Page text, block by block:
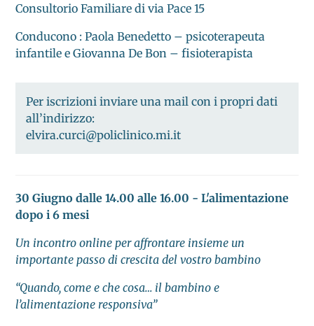
Consultorio Familiare di via Pace 15
Conducono : Paola Benedetto – psicoterapeuta
infantile e Giovanna De Bon – fisioterapista
Per iscrizioni inviare una mail con i propri dati
all’indirizzo:
elvira.curci@policlinico.mi.it
30 Giugno dalle 14.00 alle 16.00 - L'alimentazione
dopo i 6 mesi
Un incontro online per affrontare insieme un
importante passo di crescita del vostro bambino
“Quando, come e che cosa… il bambino e
l’alimentazione responsiva”